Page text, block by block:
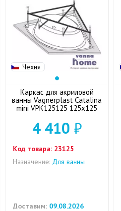
Чехия
Каркас для акриловой
ванны Vagnerplast Catalina
mini VPK125125 125x125
4 410 ₽
Код товара: 23125
Назначение: Для ванны
Доставим: 09.08.2026